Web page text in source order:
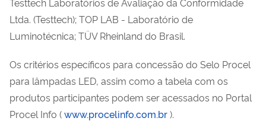
Ltda. (Testtech); TOP LAB - Laboratório de
Luminotécnica; TÜV Rheinland do Brasil.
Os critérios específicos para concessão do Selo Procel
para lâmpadas LED, assim como a tabela com os
produtos participantes podem ser acessados no Portal
Procel Info (www.procelinfo.com.br).